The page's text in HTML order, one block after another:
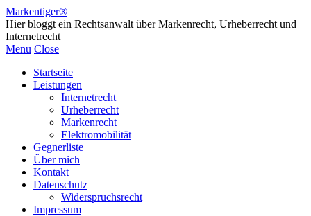
Markentiger®
Hier bloggt ein Rechtsanwalt über Markenrecht, Urheberrecht und
Internetrecht
Menu Close
Startseite
Leistungen
Internetrecht
Urheberrecht
Markenrecht
Elektromobilität
Gegnerliste
Über mich
Kontakt
Datenschutz
Widerspruchsrecht
Impressum